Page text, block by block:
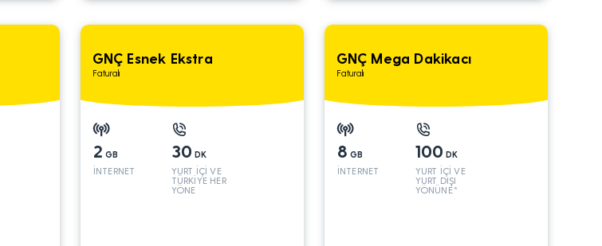
GNÇ Esnek Ekstra
Faturalı
2 GB
İNTERNET
30 DK
YURT İÇİ VE
TÜRKİYE HER
YÖNE
GNÇ Mega Dakikacı
Faturalı
8 GB
İNTERNET
100 DK
YURT İÇİ VE
YURT DIŞI
YÖNÜNE*